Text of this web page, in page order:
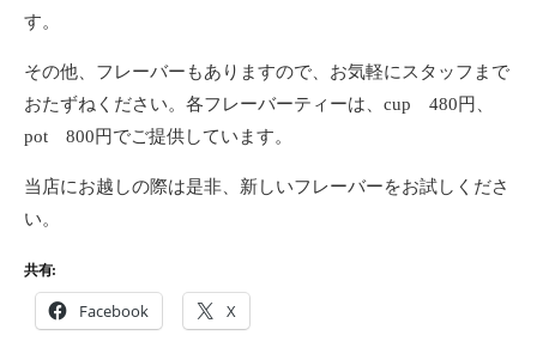
す。
その他、フレーバーもありますので、お気軽にスタッフまで
おたずねください。各フレーバーティーは、cup 480円、
pot 800円でご提供しています。
当店にお越しの際は是非、新しいフレーバーをお試しくださ
い。
共有:
Facebook X